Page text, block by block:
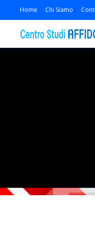
Home Chi Siamo